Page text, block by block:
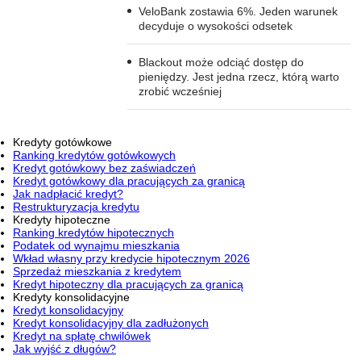
VeloBank zostawia 6%. Jeden warunek
decyduje o wysokości odsetek
Blackout może odciąć dostęp do
pieniędzy. Jest jedna rzecz, którą warto
zrobić wcześniej
Kredyty gotówkowe
Ranking kredytów gotówkowych
Kredyt gotówkowy bez zaświadczeń
Kredyt gotówkowy dla pracujących za granicą
Jak nadpłacić kredyt?
Restrukturyzacja kredytu
Kredyty hipoteczne
Ranking kredytów hipotecznych
Podatek od wynajmu mieszkania
Wkład własny przy kredycie hipotecznym 2026
Sprzedaż mieszkania z kredytem
Kredyt hipoteczny dla pracujących za granicą
Kredyty konsolidacyjne
Kredyt konsolidacyjny
Kredyt konsolidacyjny dla zadłużonych
Kredyt na spłatę chwilówek
Jak wyjść z długów?